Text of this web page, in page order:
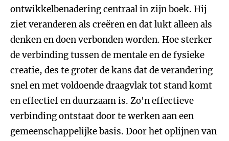
ontwikkelbenadering centraal in zijn boek. Hij
ziet veranderen als creëren en dat lukt alleen als
denken en doen verbonden worden. Hoe sterker
de verbinding tussen de mentale en de fysieke
creatie, des te groter de kans dat de verandering
snel en met voldoende draagvlak tot stand komt
en effectief en duurzaam is. Zo'n effectieve
verbinding ontstaat door te werken aan een
gemeenschappelijke basis. Door het oplijnen van